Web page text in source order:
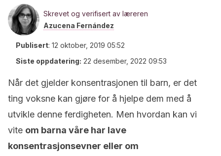
Skrevet og verifisert av læreren
Azucena Fernández
Publisert: 12 oktober, 2019 05:52
Siste oppdatering: 22 desember, 2022 09:53
Når det gjelder konsentrasjonen til barn, er det
ting voksne kan gjøre for å hjelpe dem med å
utvikle denne ferdigheten. Men hvordan kan vi
vite om barna våre har lave
konsentrasjonsevner eller om